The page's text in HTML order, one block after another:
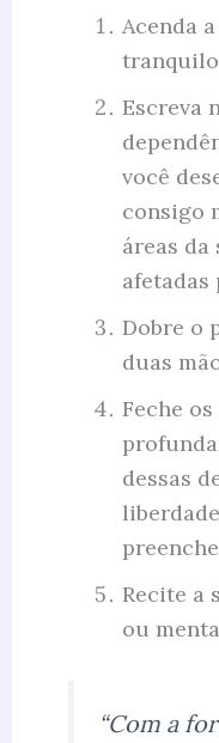
Acenda
Escreva
você
consigo
áreas da
afetadas
Dobre o
duas
Feche
dessas
Recite a
ou
“Com a